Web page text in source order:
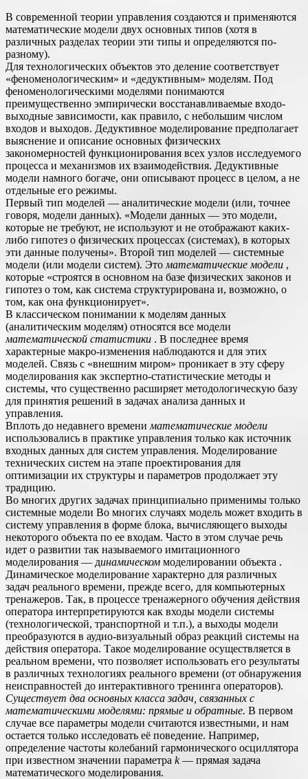
В современной теории управления создаются и применяются
математические модели двух основных типов (хотя в
различных разделах теории эти типы и определяются по-
разному).
Для технологических объектов это деление соответствует
«феноменологическим» и «дедуктивным» моделям. Под
феноменологическими моделями понимаются
преимущественно эмпирически восстанавливаемые входо-
выходные зависимости, как правило, с небольшим числом
входов и выходов. Дедуктивное моделирование предполагает
выяснение и описание основных физических
закономерностей функционирования всех узлов исследуемого
процесса и механизмов их взаимодействия. Дедуктивные
модели намного богаче, они описывают процесс в целом, а не
отдельные его режимы.
Первый тип моделей — аналитические модели (или, точнее
говоря, модели данных). «Модели данных — это модели,
которые не требуют, не используют и не отображают каких-
либо гипотез о физических процессах (системах), в которых
эти данные получены». Второй тип моделей — системные
модели (или модели систем). Это математические модели ,
которые «строятся в основном на базе физических законов и
гипотез о том, как система структурирована и, возможно, о
том, как она функционирует».
В классическом понимании к моделям данных
(аналитическим моделям) относятся все модели
математической статистики . В последнее время
характерные макро-изменения наблюдаются и для этих
моделей. Связь с «внешним миром» проникает в эту сферу
моделирования как экспертно-статистические методы и
системы, что существенно расширяет методологическую базу
для принятия решений в задачах анализа данных и
управления.
Вплоть до недавнего времени математические модели
использовались в практике управления только как источник
входных данных для систем управления. Моделирование
технических систем на этапе проектирования для
оптимизации их структуры и параметров продолжает эту
традицию.
Во многих других задачах принципиально применимы только
системные модели Во многих случаях модель может входить в
систему управления в форме блока, вычисляющего выходы
некоторого объекта по ее входам. Часто в этом случае речь
идет о развитии так называемого имитационного
моделирования — динамическом моделировании объекта .
Динамическое моделирование характерно для различных
задач реального времени, прежде всего, для компьютерных
тренажеров. Так, в процессе тренажерного обучения действия
оператора интерпретируются как входы модели системы
(технологической, транспортной и т.п.), а выходы модели
преобразуются в аудио-визуальный образ реакций системы на
действия оператора. Такое моделирование осуществляется в
реальном времени, что позволяет использовать его результаты
в различных технологиях реального времени (от обнаружения
неисправностей до интерактивного тренинга операторов).
Существует два основных класса задач, связанных с
математическими моделями: прямые и обратные. В первом
случае все параметры модели считаются известными, и нам
остается только исследовать её поведение. Например,
определение частоты колебаний гармонического осциллятора
при известном значении параметра k— прямая задача
математического моделирования.